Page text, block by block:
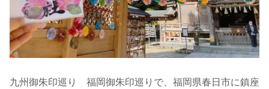
九州御朱印巡り 福岡御朱印巡りで、福岡県春日市に鎮座